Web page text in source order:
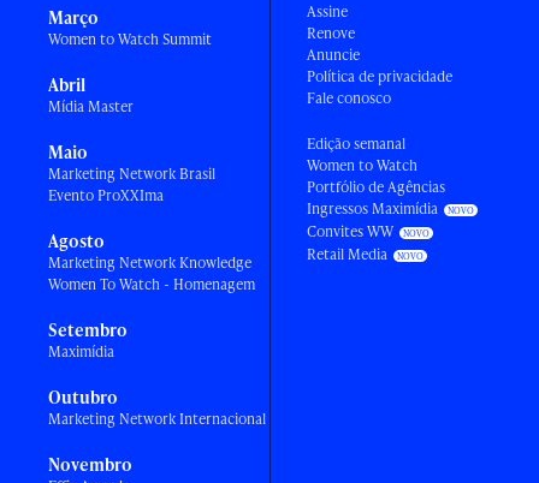
Março
Women to Watch Summit
Abril
Mídia Master
Maio
Marketing Network Brasil
Evento ProXXIma
Agosto
Marketing Network Knowledge
Women To Watch - Homenagem
Setembro
Maximídia
Outubro
Marketing Network Internacional
Novembro
Assine
Renove
Anuncie
Política de privacidade
Fale conosco
Edição semanal
Women to Watch
Portfólio de Agências
Ingressos Maximídia
Convites WW
Retail Media